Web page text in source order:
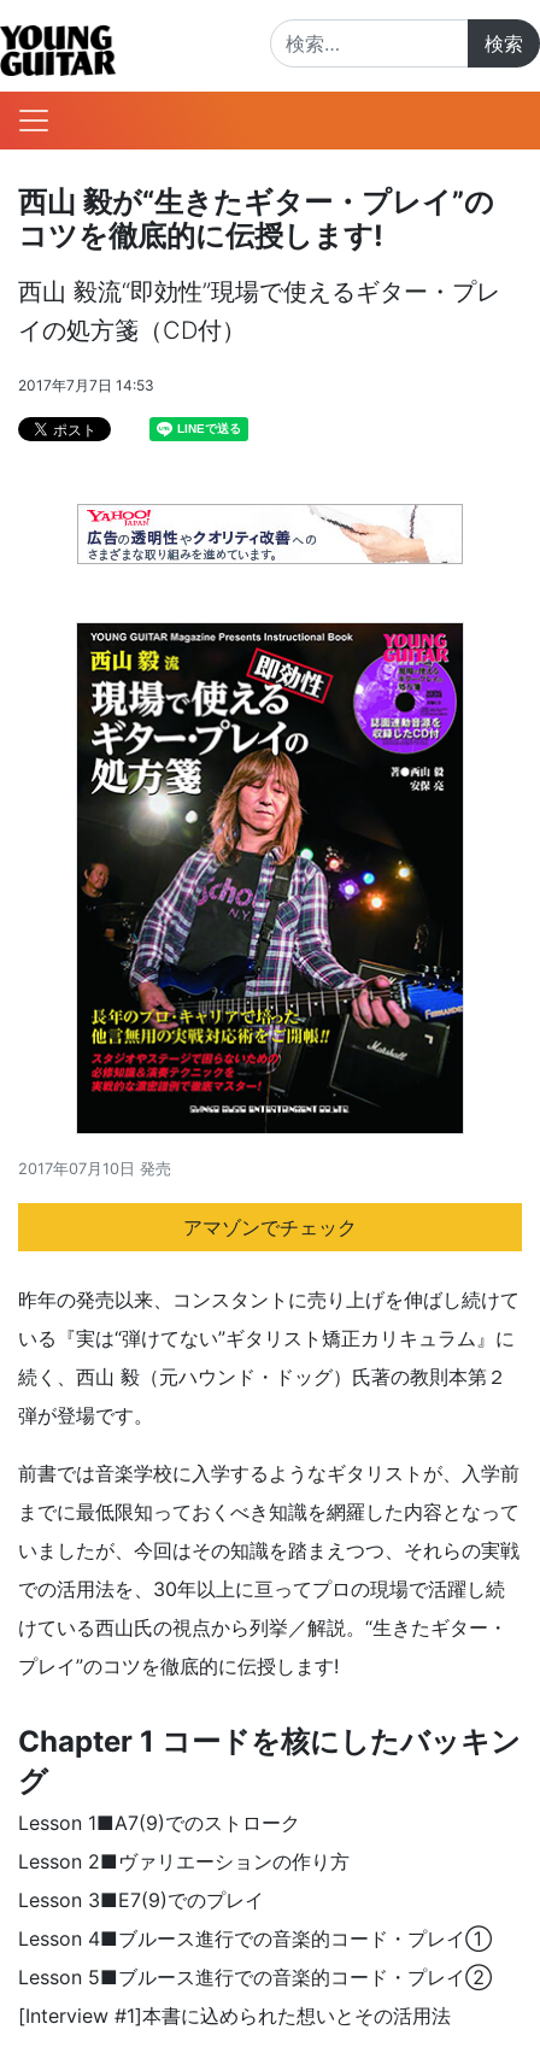
西山 毅が“生きたギター・プレイ”の
コツを徹底的に伝授します!
西山 毅流“即効性”現場で使えるギター・プレ
イの処方箋（CD付）
2017年7月7日 14:53
2017年07月10日 発売
アマゾンでチェック
昨年の発売以来、コンスタントに売り上げを伸ばし続けて
いる『実は“弾けてない”ギタリスト矯正カリキュラム』に
続く、西山 毅（元ハウンド・ドッグ）氏著の教則本第２
弾が登場です。
前書では音楽学校に入学するようなギタリストが、入学前
までに最低限知っておくべき知識を網羅した内容となって
いましたが、今回はその知識を踏まえつつ、それらの実戦
での活用法を、30年以上に亘ってプロの現場で活躍し続
けている西山氏の視点から列挙／解説。“生きたギター・
プレイ”のコツを徹底的に伝授します!
Chapter 1 コードを核にしたバッキン
グ
Lesson 1■A7(9)でのストローク
Lesson 2■ヴァリエーションの作り方
Lesson 3■E7(9)でのプレイ
Lesson 4■ブルース進行での音楽的コード・プレイ①
Lesson 5■ブルース進行での音楽的コード・プレイ②
[Interview #1]本書に込められた想いとその活用法